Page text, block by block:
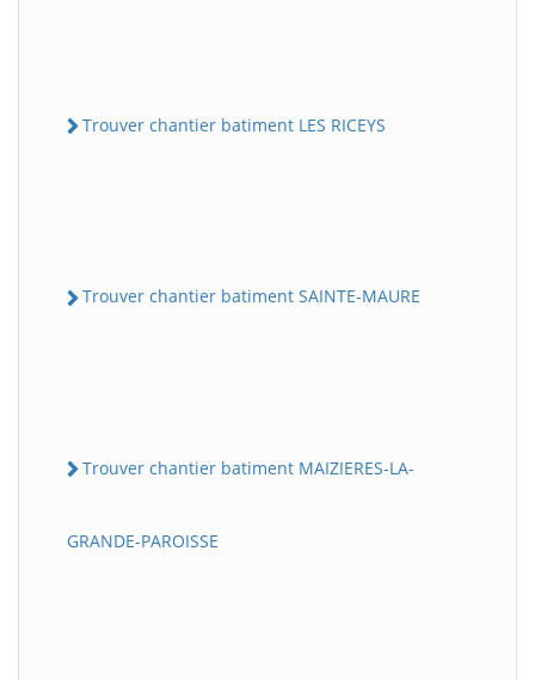
Trouver chantier batiment LES RICEYS
Trouver chantier batiment SAINTE-MAURE
Trouver chantier batiment MAIZIERES-LA-
GRANDE-PAROISSE